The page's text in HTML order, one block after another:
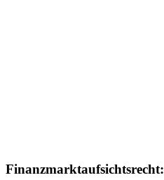
Finanzmarktaufsichtsrecht: